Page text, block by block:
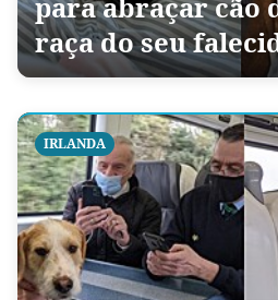
raça do seu
IRLANDA